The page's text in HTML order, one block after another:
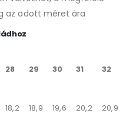
az adott méret ára
28 29 30 31 32
18,2 18,9 19,6 20,2 20,9